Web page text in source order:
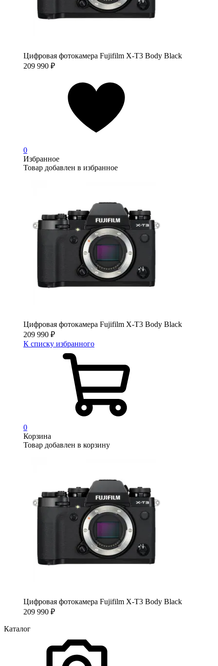
Цифровая фотокамера Fujifilm X-T3 Body Black
209 990 ₽
0
Избранное
Товар добавлен в избранное
Цифровая фотокамера Fujifilm X-T3 Body Black
209 990 ₽
К списку избранного
0
Корзина
Товар добавлен в корзину
Цифровая фотокамера Fujifilm X-T3 Body Black
209 990 ₽
Каталог